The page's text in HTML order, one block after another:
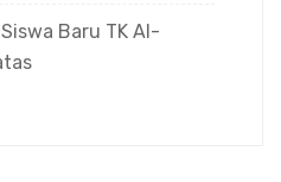
Baru TK Al-